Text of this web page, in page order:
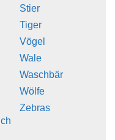
Stier
Tiger
Vögel
Wale
Waschbär
Wölfe
Zebras